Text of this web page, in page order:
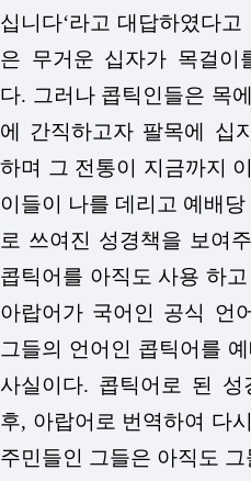
십니다‘라고 대답하였다고
은 무거운 십자가 목걸
다. 그러나 콥틱인들은 목
에 간직하고자 팔목에 십
하며 그 전통이 지금까지
이들이 나를 데리고 예배
로 쓰여진 성경책을 보여
콥틱어를 아직도 사용 하
아랍어가 국어인 공식 언
그들의 언어인 콥틱어를
사실이다. 콥틱어로 된
후, 아랍어로 번역하여 다
주민들인 그들은 아직도